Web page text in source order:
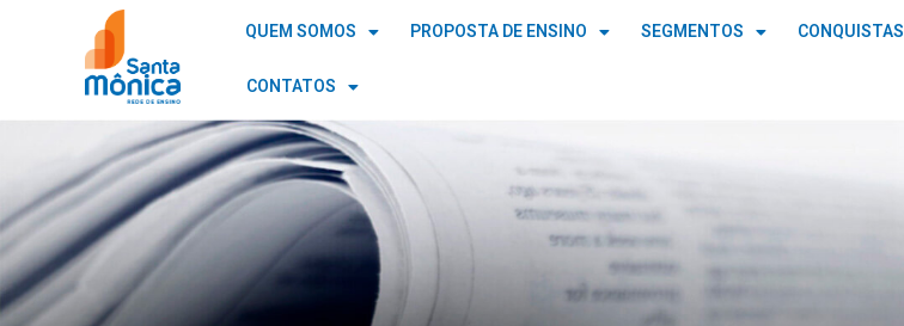
QUEM SOMOS PROPOSTA DE ENSINO SEGMENTOS CONQUISTAS
CONTATOS